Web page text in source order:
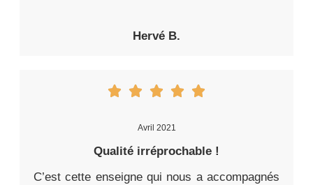
Hervé B.
Avril 2021
Qualité irréprochable !
C’est cette enseigne qui nous a accompagnés